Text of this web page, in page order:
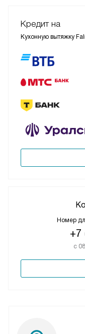
Кредит на
Кухонную вытяжку
Номер
+7
с